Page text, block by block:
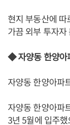
현지 부동산에
가끔 외부 투자
◆ 자양동 한양아
자양동 한양아파
자양동 한양아파
3년 5월에 입주